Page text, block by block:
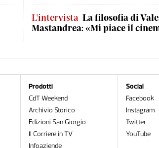
L'intervista La filosofia di
Mastandrea: «Mi piace il
Prodotti
CdT Weekend
Archivio Storico
Edizioni San Giorgio
Il Corriere in TV
Infoaziende
Social
Facebook
Instagram
Twitter
YouTube